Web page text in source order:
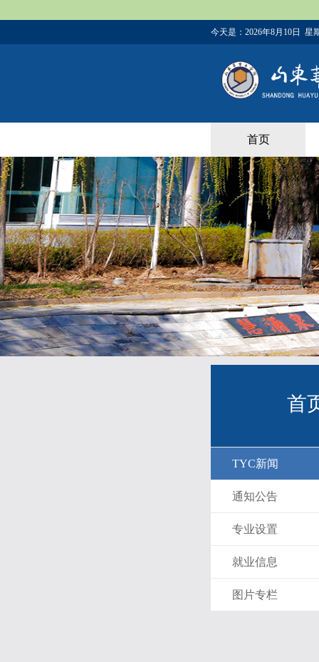
今天是： 2026年8月10日 星
首页
首
TYC新闻
通知公告
专业设置
就业信息
图片专栏